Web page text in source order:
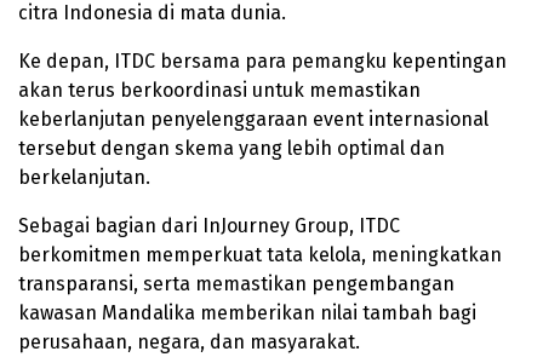
citra Indonesia di mata dunia.
Ke depan, ITDC bersama para pemangku kepentingan
akan terus berkoordinasi untuk memastikan
keberlanjutan penyelenggaraan event internasional
tersebut dengan skema yang lebih optimal dan
berkelanjutan.
Sebagai bagian dari InJourney Group, ITDC
berkomitmen memperkuat tata kelola, meningkatkan
transparansi, serta memastikan pengembangan
kawasan Mandalika memberikan nilai tambah bagi
perusahaan, negara, dan masyarakat.